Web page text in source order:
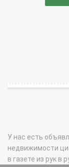
У нас есть
недвижимости
в газете из рук в